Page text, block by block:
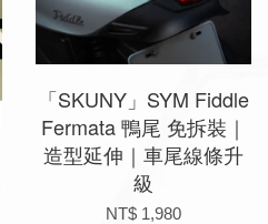
「SKUNY」SYM Fiddle
Fermata 鴨尾 免拆裝｜
造型延伸｜車尾線條升
級
NT$ 1,980